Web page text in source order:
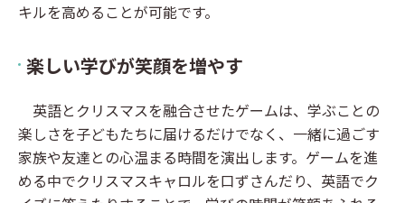
キルを高めることが可能です。
楽しい学びが笑顔を増やす
英語とクリスマスを融合させたゲームは、学ぶことの
楽しさを子どもたちに届けるだけでなく、一緒に過ごす
家族や友達との心温まる時間を演出します。ゲームを進
める中でクリスマスキャロルを口ずさんだり、英語でク